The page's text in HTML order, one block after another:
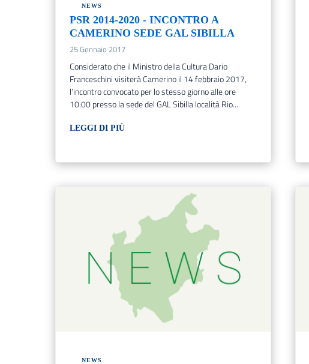
NEWS
PSR 2014-2020 - INCONTRO A
CAMERINO SEDE GAL SIBILLA
25 Gennaio 2017
Considerato che il Ministro della Cultura Dario
Franceschini visiterà Camerino il 14 febbraio 2017,
l’incontro convocato per lo stesso giorno alle ore
10:00 presso la sede del GAL Sibilla località Rio...
LEGGI DI PIÙ
NEWS